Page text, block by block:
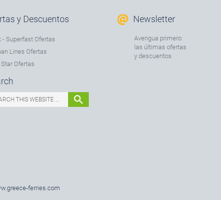
y Descuentos
- Superfast Ofertas
Lines Ofertas
Ofertas
Newsletter
Averigua primero
las últimas ofertas
y descuentos
ferries.com